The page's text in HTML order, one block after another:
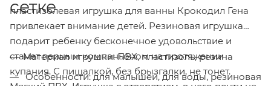
сетке
пластизолевая игрушка для ванны Крокодил Гена
привлекает внимание детей. Резиновая игрушка
подарит ребенку бесконечное удовольствие и
станет верным компаньоном на протяжении
купания. С пищалкой, без брызгалки, не тонет.
Материал игрушки: ПВХ, пластизоль, резина
Особенности: для малышей, для воды, резиновая